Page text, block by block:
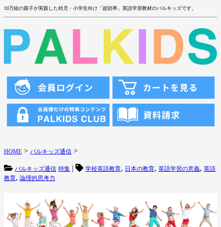
10万組の親子が実践した幼児・小学生向け「超効率」英語学習教材のパルキッズです。
HOME > パルキッズ通信 >
パルキッズ通信 特集 | 学校英語教育, 日本の教育, 英語学習の意義, 英語
教育, 論理的思考力